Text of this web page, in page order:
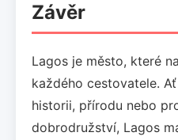
Závěr
Lagos je město, které
každého cestovatele.
historii, přírodu nebo
dobrodružství, Lagos